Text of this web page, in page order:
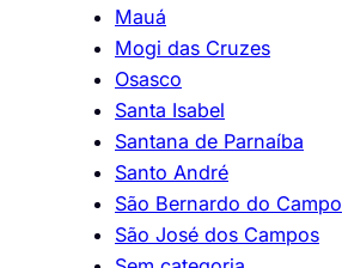
Mauá
Mogi das Cruzes
Osasco
Santa Isabel
Santana de Parnaíba
Santo André
São Bernardo do Campo
São José dos Campos